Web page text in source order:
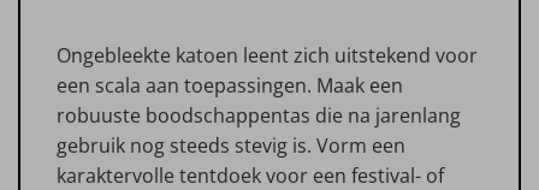
Ongebleekte katoen leent zich uitstekend voor
een scala aan toepassingen. Maak een
robuuste boodschappentas die na jarenlang
gebruik nog steeds stevig is. Vorm een
karaktervolle tentdoek voor een festival- of